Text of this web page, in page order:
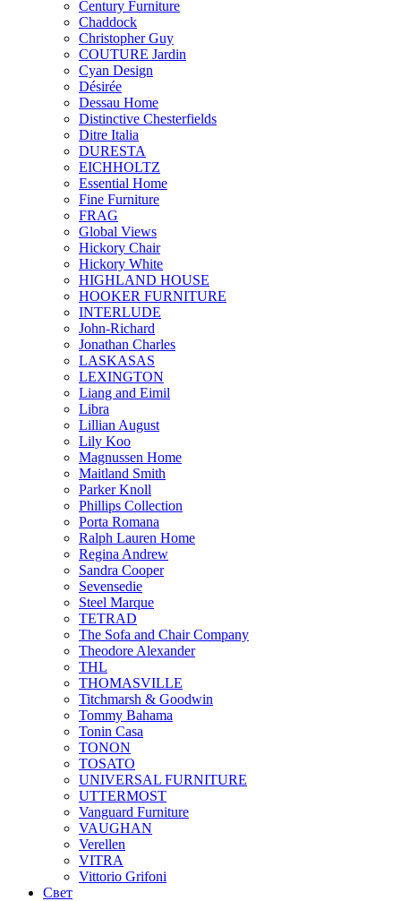
Century Furniture
Chaddock
Christopher Guy
COUTURE Jardin
Cyan Design
Désirée
Dessau Home
Distinctive Chesterfields
Ditre Italia
DURESTA
EICHHOLTZ
Essential Home
Fine Furniture
FRAG
Global Views
Hickory Chair
Hickory White
HIGHLAND HOUSE
HOOKER FURNITURE
INTERLUDE
John-Richard
Jonathan Charles
LASKASAS
LEXINGTON
Liang and Eimil
Libra
Lillian August
Lily Koo
Magnussen Home
Maitland Smith
Parker Knoll
Phillips Collection
Porta Romana
Ralph Lauren Home
Regina Andrew
Sandra Cooper
Sevensedie
Steel Marque
TETRAD
The Sofa and Chair Company
Theodore Alexander
THL
THOMASVILLE
Titchmarsh & Goodwin
Tommy Bahama
Tonin Casa
TONON
TOSATO
UNIVERSAL FURNITURE
UTTERMOST
Vanguard Furniture
VAUGHAN
Verellen
VITRA
Vittorio Grifoni
Свет